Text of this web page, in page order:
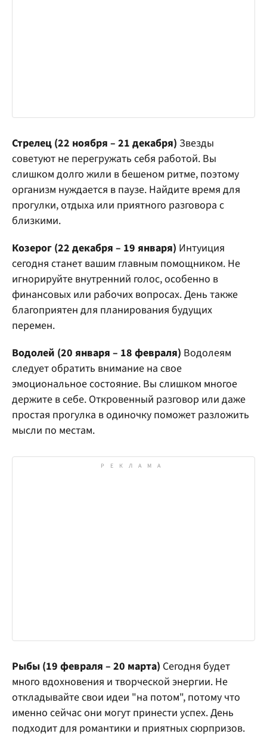
Стрелец (22 ноября – 21 декабря) Звезды
советуют не перегружать себя работой. Вы
слишком долго жили в бешеном ритме, поэтому
организм нуждается в паузе. Найдите время для
прогулки, отдыха или приятного разговора с
близкими.
Козерог (22 декабря – 19 января) Интуиция
сегодня станет вашим главным помощником. Не
игнорируйте внутренний голос, особенно в
финансовых или рабочих вопросах. День также
благоприятен для планирования будущих
перемен.
Водолей (20 января – 18 февраля) Водолеям
следует обратить внимание на свое
эмоциональное состояние. Вы слишком многое
держите в себе. Откровенный разговор или даже
простая прогулка в одиночку поможет разложить
мысли по местам.
Рыбы (19 февраля – 20 марта) Сегодня будет
много вдохновения и творческой энергии. Не
откладывайте свои идеи "на потом", потому что
именно сейчас они могут принести успех. День
подходит для романтики и приятных сюрпризов.